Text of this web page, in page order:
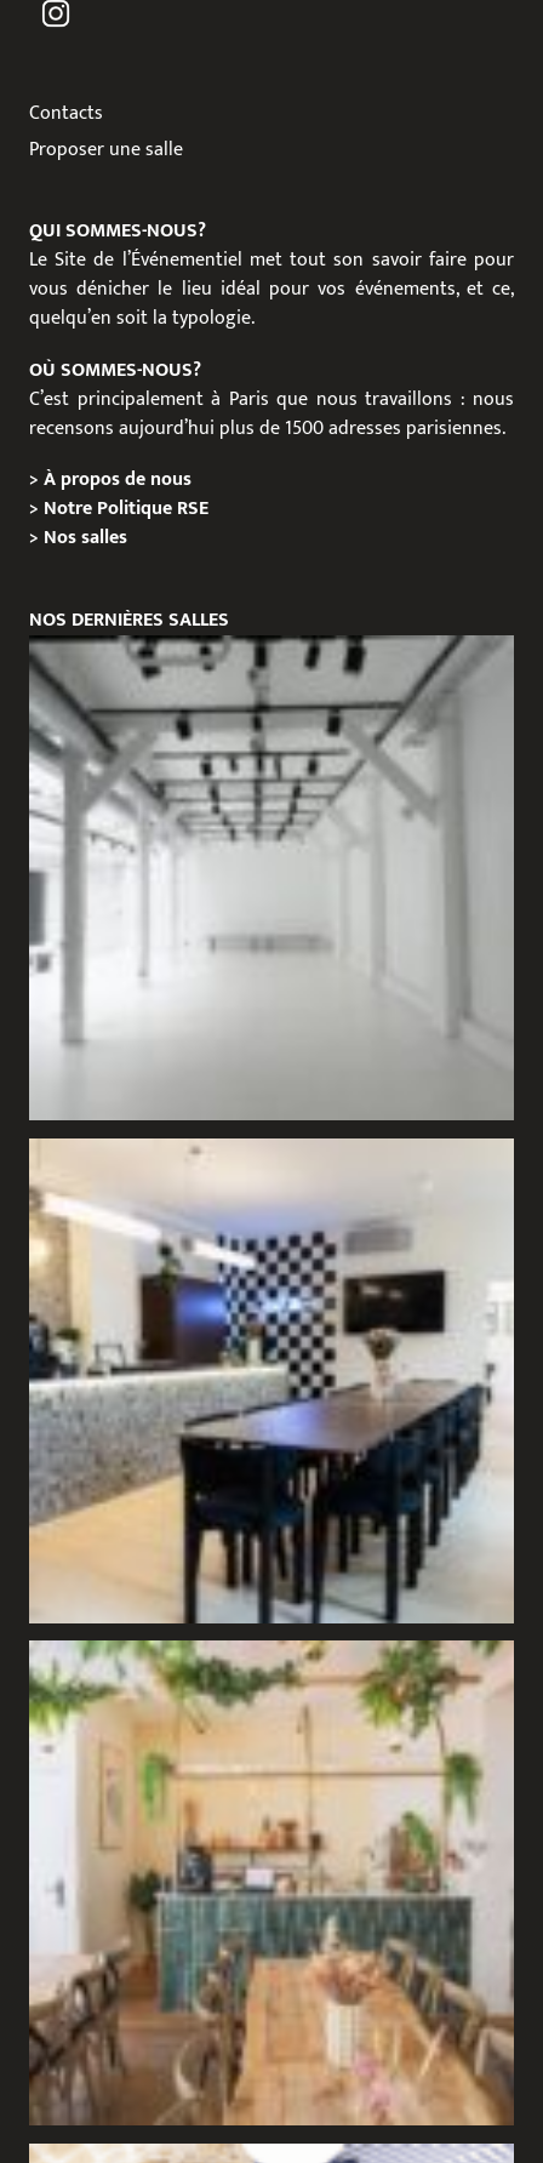
Contacts
Proposer une salle
QUI SOMMES-NOUS?
Le Site de l’Événementiel met tout son savoir faire pour
vous dénicher le lieu idéal pour vos événements, et ce,
quelqu’en soit la typologie.
OÙ SOMMES-NOUS?
C’est principalement à Paris que nous travaillons : nous
recensons aujourd’hui plus de 1500 adresses parisiennes.
>À propos de nous
> Notre Politique RSE
> Nos salles
NOS DERNIÈRES SALLES